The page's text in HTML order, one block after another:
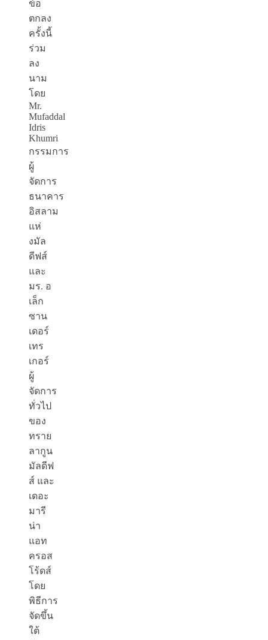
ข้อ
ตกลง
ครั้งนี้
ร่วม
ลง
นาม
โดย
Mr.
Mufaddal
Idris
Khumri
กรรมการ
ผู้
จัดการ
ธนาคาร
อิสลาม
แห่
งมัล
ดีฟส์
และ
มร. อ
เล็ก
ซาน
เดอร์
เทร
เกอร์
ผู้
จัดการ
ทั่วไป
ของ
ทราย
ลากูน
มัลดีฟ
ส์ และ
เดอะ
มารี
น่า
แอท
ครอส
โร้ดส์
โดย
พิธีการ
จัดขึ้น
ใต้